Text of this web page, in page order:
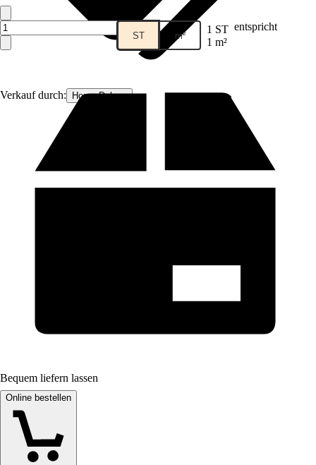
Verkauf durch: Home Deluxe
ST m² 1 ST entspricht
1 m²
Bequem liefern lassen
Online bestellen